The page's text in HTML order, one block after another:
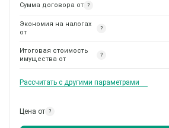
Сумма договора от ?
Экономия на налогах
от
?
Итоговая стоимость
имущества от
?
Рассчитать с другими параметрами
Цена от ?